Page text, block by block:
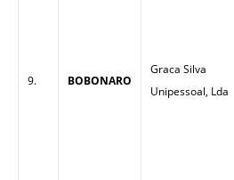
9. BOBONARO
Graca Silva
Unipessoal, Lda